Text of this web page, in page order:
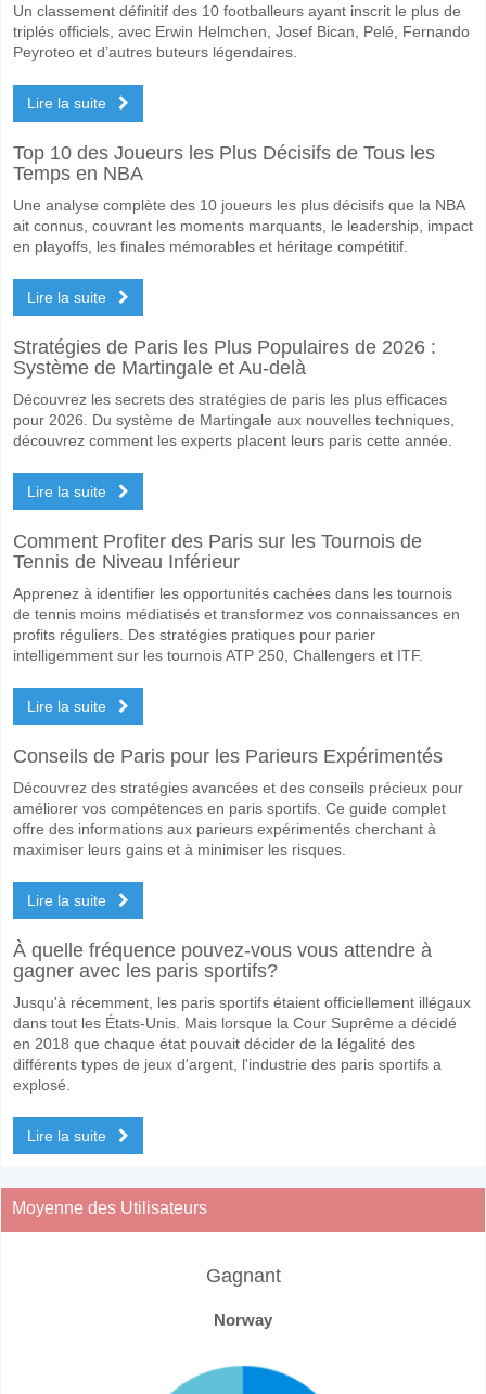
Norway pour le Gagnant du match, avec une probabilité de 45%
Oui pour Les Deux Équipes Marquent, avec un pourcentage de 59%.
Quel sera le résultat correct attendu entre Morocco v
Sur le côté risqué, vous pouvez essayer le Résultat Correct de 1-2
Un classement définitif des 10 footballeurs ayant inscrit le plus de
triplés officiels, avec Erwin Helmchen, Josef Bican, Pelé, Fernando
Peyroteo et d’autres buteurs légendaires.
Lire la suite
Top 10 des Joueurs les Plus Décisifs de Tous les
Temps en NBA
Une analyse complète des 10 joueurs les plus décisifs que la NBA
ait connus, couvrant les moments marquants, le leadership, impact
en playoffs, les finales mémorables et héritage compétitif.
Lire la suite
Stratégies de Paris les Plus Populaires de 2026 :
Système de Martingale et Au-delà
Découvrez les secrets des stratégies de paris les plus efficaces
pour 2026. Du système de Martingale aux nouvelles techniques,
découvrez comment les experts placent leurs paris cette année.
Lire la suite
Comment Profiter des Paris sur les Tournois de
Tennis de Niveau Inférieur
Apprenez à identifier les opportunités cachées dans les tournois
de tennis moins médiatisés et transformez vos connaissances en
profits réguliers. Des stratégies pratiques pour parier
intelligemment sur les tournois ATP 250, Challengers et ITF.
Lire la suite
Conseils de Paris pour les Parieurs Expérimentés
Découvrez des stratégies avancées et des conseils précieux pour
améliorer vos compétences en paris sportifs. Ce guide complet
offre des informations aux parieurs expérimentés cherchant à
maximiser leurs gains et à minimiser les risques.
Lire la suite
À quelle fréquence pouvez-vous vous attendre à
gagner avec les paris sportifs?
Jusqu'à récemment, les paris sportifs étaient officiellement illégaux
dans tout les États-Unis. Mais lorsque la Cour Suprême a décidé
en 2018 que chaque état pouvait décider de la légalité des
différents types de jeux d'argent, l'industrie des paris sportifs a
explosé.
Lire la suite
Moyenne des Utilisateurs
Gagnant
Norway